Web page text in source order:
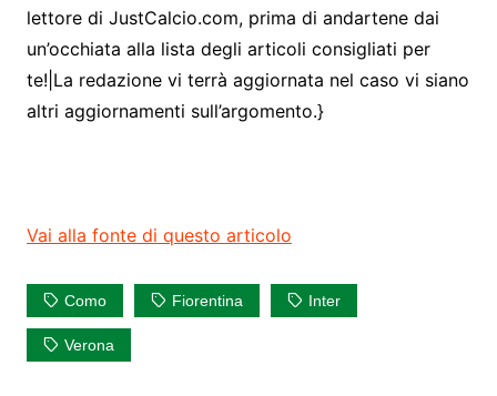
lettore di JustCalcio.com, prima di andartene dai
un’occhiata alla lista degli articoli consigliati per
te!|La redazione vi terrà aggiornata nel caso vi siano
altri aggiornamenti sull’argomento.}
Vai alla fonte di questo articolo
Como Fiorentina Inter
Verona